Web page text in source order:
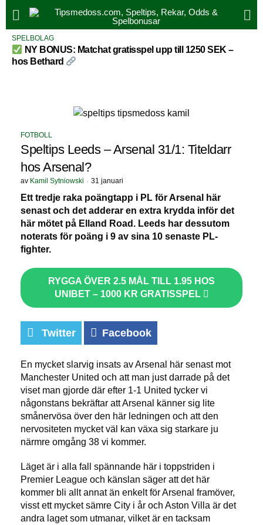
SPELBOLAG
NY BONUS: Matchat gratisspel upp till 1250 SEK –
hos Bethard
FOTBOLL
Speltips Leeds – Arsenal 31/1: Titeldarr
hos Arsenal?
av Kamil Sytniowski 31 januari
Ett tredje raka poängtapp i PL för Arsenal här
senast och det adderar en extra krydda inför det
här mötet på Elland Road. Leeds har dessutom
noterats för poäng i 9 av sina 10 senaste PL-
fighter.
RYGGA ÖVER 2.5 MÅL TILL 1.95 HOS
UNIBET – 1000 KR GRATISSPEL
Twitter Facebook
En mycket slarvig insats av Arsenal här senast mot
Manchester United och att man just darrade på det
viset man gjorde där efter 1-1 United tycker vi
någonstans bekräftar att Arsenal känner sig lite
smånervösa över den här ledningen och att den
nervositeten mycket väl kan växa sig starkare ju
närmre omgång 38 vi kommer.
Läget är i alla fall spännande här i toppstriden i
Premier League och känslan säger att det här
kommer bli allt annat än enkelt för Arsenal framöver,
visst ett mycket sämre City i år och Aston Villa är det
andra laget som utmanar, vilket är en tacksam